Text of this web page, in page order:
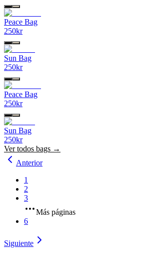
Peace Bag
250kr
Sun Bag
250kr
Peace Bag
250kr
Sun Bag
250kr
Ver todos bags →
Anterior
1
2
3
Más páginas
6
Siguiente